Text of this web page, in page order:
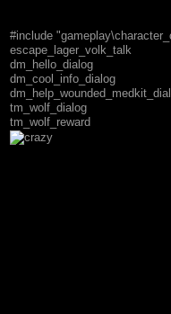
#include
escape_lager_volk_talk
dm_hello_dialog
dm_cool_info_dialog
tm_wolf_dialog
tm_wolf_reward